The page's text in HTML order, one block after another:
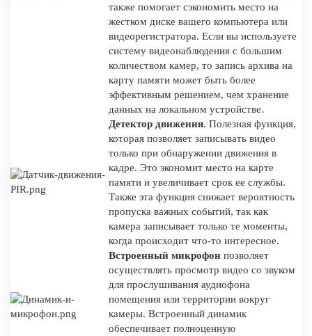
также помогает сэкономить место на
жестком диске вашего компьютера или
видеорегистратора. Если вы используете
систему видеонаблюдения с большим
количеством камер, то запись архива на
карту памяти может быть более
эффективным решением, чем хранение
данных на локальном устройстве.
Детектор движения. Полезная функция,
которая позволяет записывать видео
только при обнаружении движения в
кадре. Это экономит место на карте
памяти и увеличивает срок ее службы.
Также эта функция снижает вероятность
пропуска важных событий, так как
камера записывает только те моменты,
когда происходит что-то интересное.
Встроенный микрофон позволяет
осуществлять просмотр видео со звуком
для прослушивания аудиофона
помещения или территории вокруг
камеры. Встроенный динамик
обеспечивает полноценную